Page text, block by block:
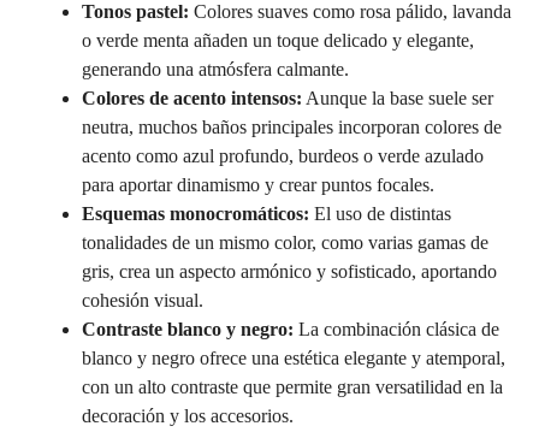
Tonos pastel: Colores suaves como rosa pálido, lavanda
o verde menta añaden un toque delicado y elegante,
generando una atmósfera calmante.
Colores de acento intensos: Aunque la base suele ser
neutra, muchos baños principales incorporan colores de
acento como azul profundo, burdeos o verde azulado
para aportar dinamismo y crear puntos focales.
Esquemas monocromáticos: El uso de distintas
tonalidades de un mismo color, como varias gamas de
gris, crea un aspecto armónico y sofisticado, aportando
cohesión visual.
Contraste blanco y negro: La combinación clásica de
blanco y negro ofrece una estética elegante y atemporal,
con un alto contraste que permite gran versatilidad en la
decoración y los accesorios.